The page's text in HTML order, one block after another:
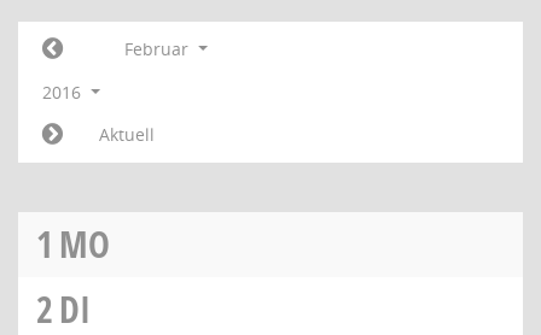
Februar
2016
Aktuell
1 MO
2DI